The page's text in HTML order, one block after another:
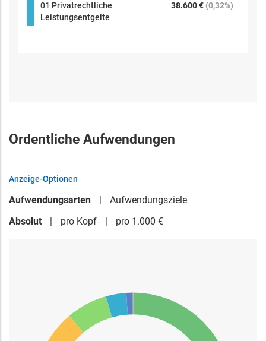
01 Privatrechtliche
Leistungsentgelte
38.600 € (0,32%)
Ordentliche Aufwendungen
Anzeige-Optionen
Aufwendungsarten
Aufwendungsziele
Absolut
pro Kopf pro 1.000 €